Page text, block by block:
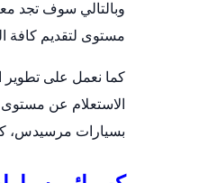
وبالتالي سوف تجد
مستوى لتقديم كافة
كما نعمل على تطوير
الاستعلام عن
بسيارات مرسيدس،